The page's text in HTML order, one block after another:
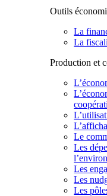
Outils
La
La
Production et
Le
Les
Les
Les
Les